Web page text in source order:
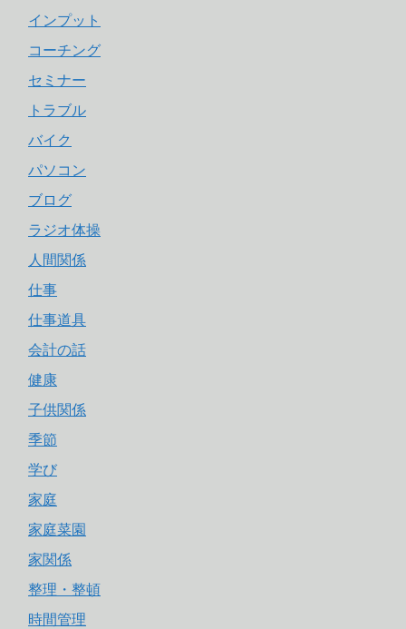
インプット
コーチング
セミナー
トラブル
バイク
パソコン
ブログ
ラジオ体操
人間関係
仕事
仕事道具
会計の話
健康
子供関係
季節
学び
家庭
家庭菜園
家関係
整理・整頓
時間管理